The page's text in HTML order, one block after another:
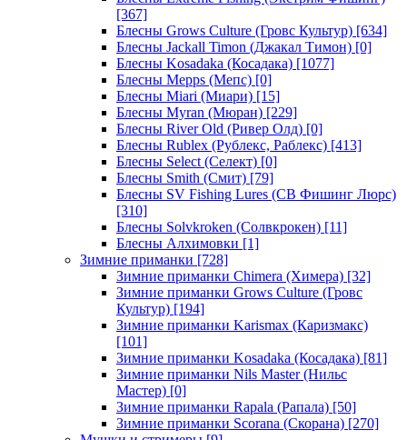
[367]
Блесны Grows Culture (Гровс Культур) [634]
Блесны Jackall Timon (Джакал Тимон) [0]
Блесны Kosadaka (Косадака) [1077]
Блесны Mepps (Мепс) [0]
Блесны Miari (Миари) [15]
Блесны Myran (Мюран) [229]
Блесны River Old (Ривер Олд) [0]
Блесны Rublex (Рублекс, Раблекс) [413]
Блесны Select (Селект) [0]
Блесны Smith (Смит) [79]
Блесны SV Fishing Lures (СВ Фишинг Люрс)
[310]
Блесны Solvkroken (Солвкрокен) [11]
Блесны Алхимовки [1]
Зимние приманки [728]
Зимние приманки Chimera (Химера) [32]
Зимние приманки Grows Culture (Гровс
Культур) [194]
Зимние приманки Karismax (Каризмакс)
[101]
Зимние приманки Kosadaka (Косадака) [81]
Зимние приманки Nils Master (Нильс
Мастер) [0]
Зимние приманки Rapala (Рапала) [50]
Зимние приманки Scorana (Скорана) [270]